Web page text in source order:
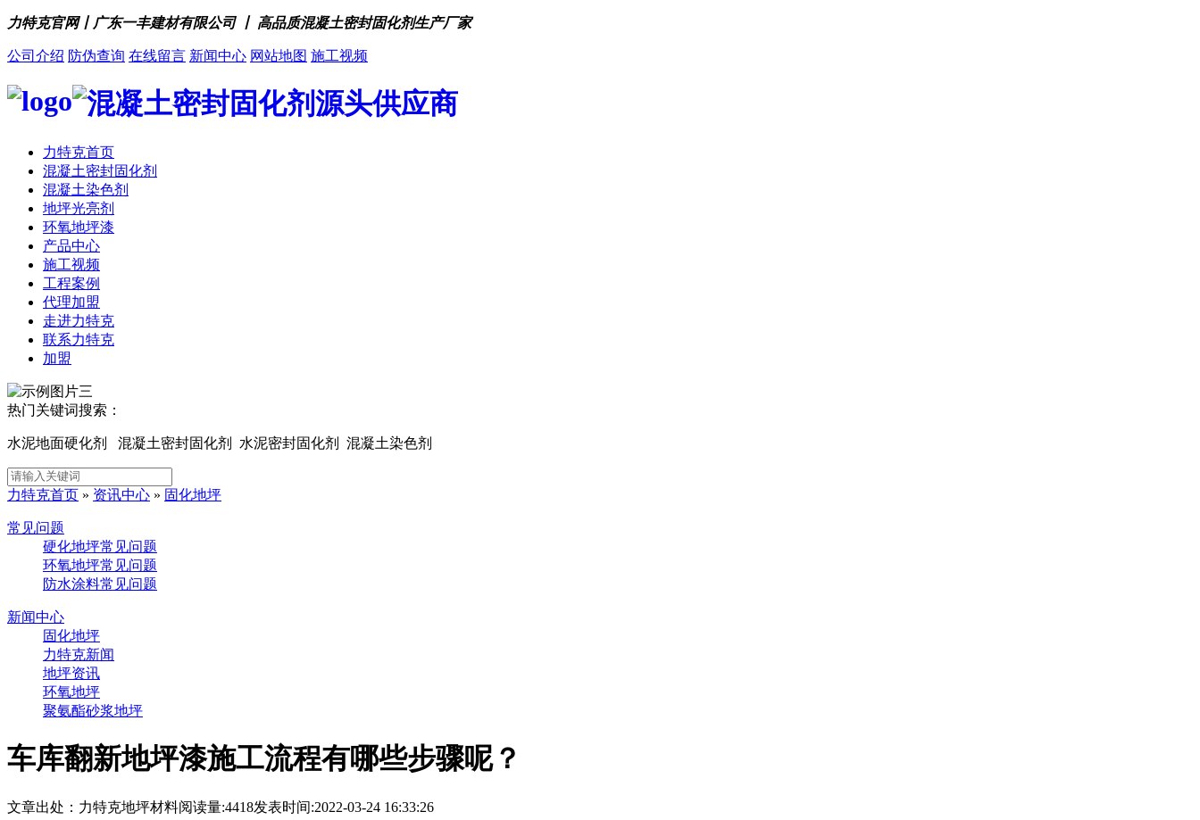
力特克官网丨广东一丰建材有限公司 丨 高品质混凝土密封固化剂生产厂家
公司介绍 防伪查询 在线留言 新闻中心 网站地图 施工视频
力特克首页
混凝土密封固化剂
混凝土染色剂
地坪光亮剂
环氧地坪漆
产品中心
施工视频
工程案例
代理加盟
走进力特克
联系力特克
加盟
热门关键词搜索：
水泥地面硬化剂 混凝土密封固化剂 水泥密封固化剂 混凝土染色剂
力特克首页 » 资讯中心 » 固化地坪
常见问题
硬化地坪常见问题
环氧地坪常见问题
防水涂料常见问题
新闻中心
固化地坪
力特克新闻
地坪资讯
环氧地坪
聚氨酯砂浆地坪
车库翻新地坪漆施工流程有哪些步骤呢？
文章出处：力特克地坪材料阅读量:4418发表时间:2022-03-24 16:33:26